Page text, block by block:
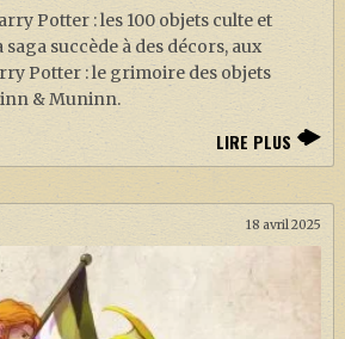
Potter : les 100 objets culte et
succède à des décors, aux
Potter : le grimoire des objets
& Muninn.
LIRE PLUS
18 avril 2025